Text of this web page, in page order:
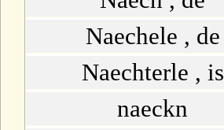
O
Naechele , de
Naechterle , is
naeckn